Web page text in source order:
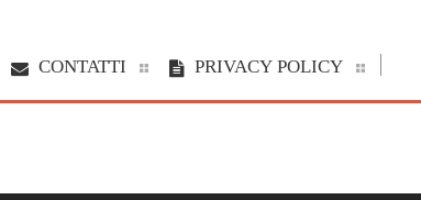
CONTATTI PRIVACY POLICY